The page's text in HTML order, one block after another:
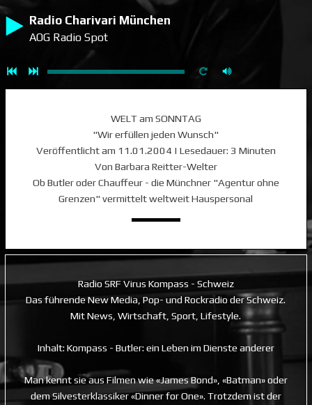
Radio Charivari München
AOG Radio Spot
WELT am SONNTAG
"Wir erfüllen jeden Wunsch"
Veröffentlicht am 11.01.2004 | Lesedauer: 3 Minuten
Von Barbara Reitter-Welter
Ob Butler oder Chauffeur - die Münchner "Agentur ohne
Grenzen" vermittelt weltweit Hauspersonal
Radio SRF Virus Kompass - Schweiz
Das führende New Media, Pop- und Rockradio der Schweiz.
Mit News, Wirtschaft, Sport, Lifestyle.
Inhalt: Kompass - Butler: ein Leben im Dienste anderer
Man kennt sie aus Filmen wie «James Bond», «Batman» oder
dem Silvesterklassiker «Dinner for One». Trotzdem ist der